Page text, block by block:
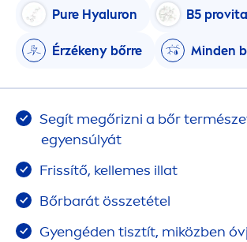
Pure Hyaluron B5 pro
Érzékeny bőrre Minden
Segít megőrizni a bőr
egyensúlyát
Frissítő, kellemes illat
Bőrbarát összetétel
Gyengéden tisztít, miközben